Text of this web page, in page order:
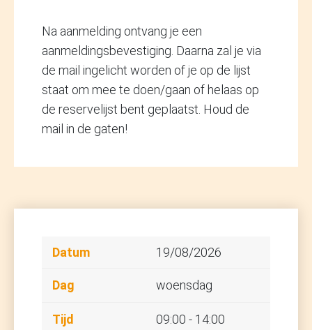
Na aanmelding ontvang je een
aanmeldingsbevestiging. Daarna zal je via
de mail ingelicht worden of je op de lijst
staat om mee te doen/gaan of helaas op
de reservelijst bent geplaatst. Houd de
mail in de gaten!
19/08/2026
woensdag
09:00 - 14:00